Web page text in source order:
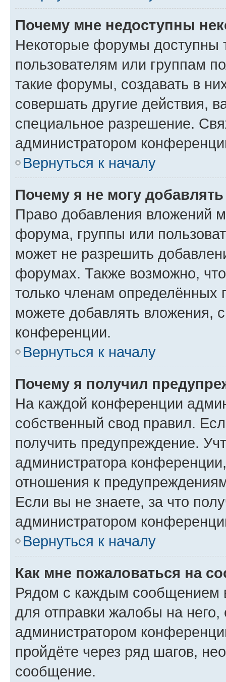
Почему мне недоступны
Некоторые форумы доступны
пользователям или группам
такие форумы, создавать в
совершать другие действия,
специальное разрешение.
администратором
Вернуться к началу
Почему я не могу
Право добавления вложений
форума, группы или
может не разрешить
форумах. Также возможно,
только членам определённых
можете добавлять вложения,
конференции.
Вернуться к началу
Почему я получил
На каждой конференции
собственный свод правил.
получить предупреждение.
администратора
отношения к
Если вы не знаете, за что
администратором
Вернуться к началу
Как мне пожаловаться на
Рядом с каждым сообщением
для отправки жалобы на
администратором
пройдёте через ряд шагов,
сообщение.